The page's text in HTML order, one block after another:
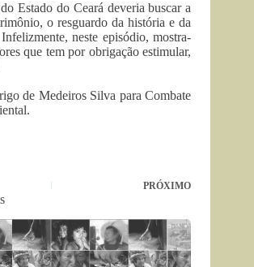
Estado do Ceará deveria buscar a
o resguardo da história e da
neste episódio, mostra-
que tem por obrigação estimular,
de Medeiros Silva para Combate
PRÓXIMO